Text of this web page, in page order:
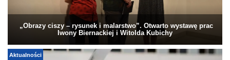
„Obrazy ciszy – rysunek i malarstwo”. Otwarto wystawę prac
Iwony Biernackiej i Witolda Kubichy
Aktualności